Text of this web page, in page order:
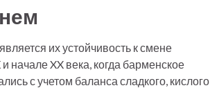
их устойчивость к смене
начале XX века, когда барменское
с учетом баланса сладкого, кислого